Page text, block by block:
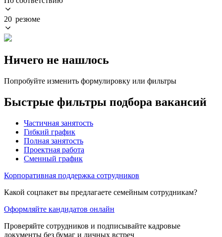
20 резюме
Ничего не нашлось
Попробуйте изменить формулировку или фильтры
Быстрые фильтры подбора вакансий
Частичная занятость
Гибкий график
Полная занятость
Проектная работа
Сменный график
Корпоративная поддержка сотрудников
Какой соцпакет вы предлагаете семейным сотрудникам?
Оформляйте кандидатов онлайн
Проверяйте сотрудников и подписывайте кадровые
документы без бумаг и личных встреч